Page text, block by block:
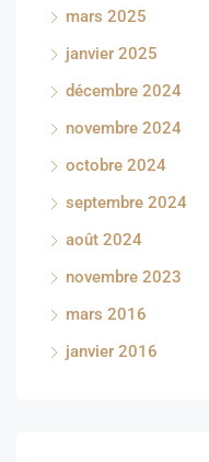
mars 2025
janvier 2025
décembre 2024
novembre 2024
octobre 2024
septembre 2024
août 2024
novembre 2023
mars 2016
janvier 2016